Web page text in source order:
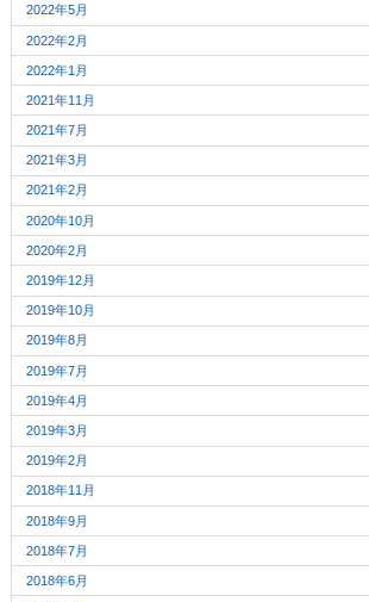
2022年5月
2022年2月
2022年1月
2021年11月
2021年7月
2021年3月
2021年2月
2020年10月
2020年2月
2019年12月
2019年10月
2019年8月
2019年7月
2019年4月
2019年3月
2019年2月
2018年11月
2018年9月
2018年7月
2018年6月